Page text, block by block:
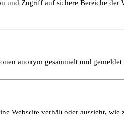
Zugriff auf sichere Bereiche der
anonym gesammelt und gemeldet
Webseite verhält oder aussieht,